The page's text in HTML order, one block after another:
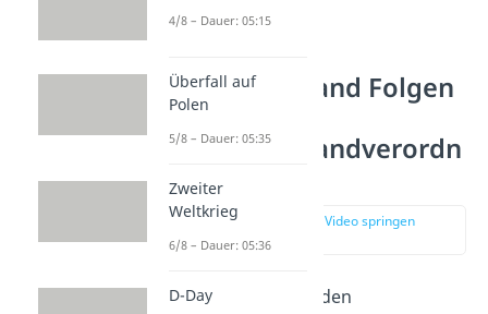
Reichstagsbrand Folgen
– die
Reichstagsbrandverordn
ung
zur Stelle im Video springen
(00:51)
Wer auch immer für den
4/8 – Dauer: 05:15
Überfall auf
Polen
5/8 – Dauer: 05:35
Zweiter
Weltkrieg
6/8 – Dauer: 05:36
D-Day